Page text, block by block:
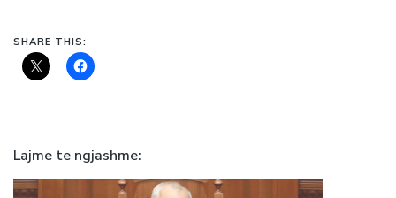
SHARE THIS:
Lajme te ngjashme